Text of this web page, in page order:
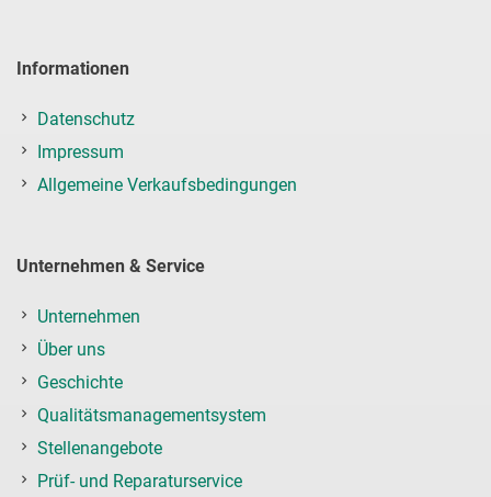
Informationen
Datenschutz
Impressum
Allgemeine Verkaufsbedingungen
Unternehmen & Service
Unternehmen
Über uns
Geschichte
Qualitätsmanagementsystem
Stellenangebote
Prüf- und Reparaturservice